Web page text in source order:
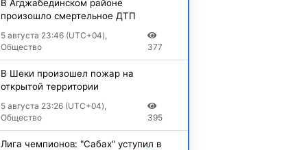
В Агджабединском районе
произошло смертельное ДТП
5 августа 23:46 (UTC+04),
Общество
377
В Шеки произошел пожар на
открытой территории
5 августа 23:26 (UTC+04),
Общество
395
Лига чемпионов: "Сабах" уступил в